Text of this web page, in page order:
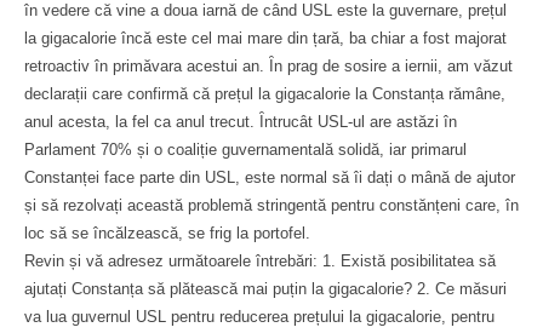
în vedere că vine a doua iarnă de când USL este la guvernare, prețul
la gigacalorie încă este cel mai mare din țară, ba chiar a fost majorat
retroactiv în primăvara acestui an. Ȋn prag de sosire a iernii, am văzut
declarații care confirmă că prețul la gigacalorie la Constanța rămâne,
anul acesta, la fel ca anul trecut. Ȋntrucât USL-ul are astăzi în
Parlament 70% și o coaliție guvernamentală solidă, iar primarul
Constanței face parte din USL, este normal să îi dați o mână de ajutor
și să rezolvați această problemă stringentă pentru constănțeni care, în
loc să se încălzească, se frig la portofel.
Revin și vă adresez următoarele întrebări: 1. Există posibilitatea să
ajutați Constanța să plătească mai puțin la gigacalorie? 2. Ce măsuri
va lua guvernul USL pentru reducerea prețului la gigacalorie, pentru